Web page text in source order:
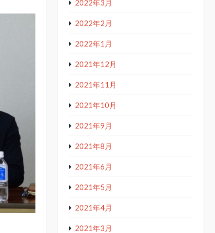
2022年3月
2022年2月
2022年1月
2021年12月
2021年11月
2021年10月
2021年9月
2021年8月
2021年6月
2021年5月
2021年4月
2021年3月